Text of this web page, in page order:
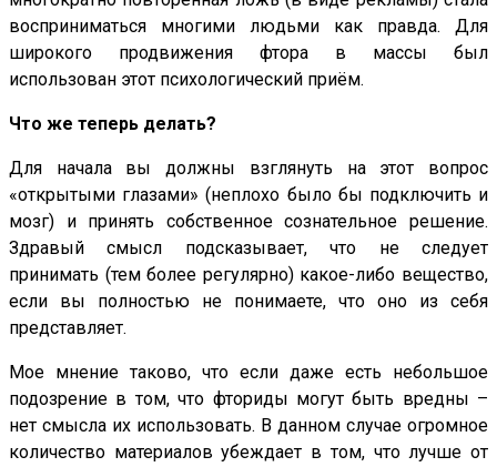
восприниматься многими людьми как правда. Для
широкого продвижения фтора в массы был
использован этот психологический приём.
Что же теперь делать?
Для начала вы должны взглянуть на этот вопрос
«открытыми глазами» (неплохо было бы подключить и
мозг) и принять собственное сознательное решение.
Здравый смысл подсказывает, что не следует
принимать (тем более регулярно) какое-либо вещество,
если вы полностью не понимаете, что оно из себя
представляет.
Мое мнение таково, что если даже есть небольшое
подозрение в том, что фториды могут быть вредны –
нет смысла их использовать. В данном случае огромное
количество материалов убеждает в том, что лучше от